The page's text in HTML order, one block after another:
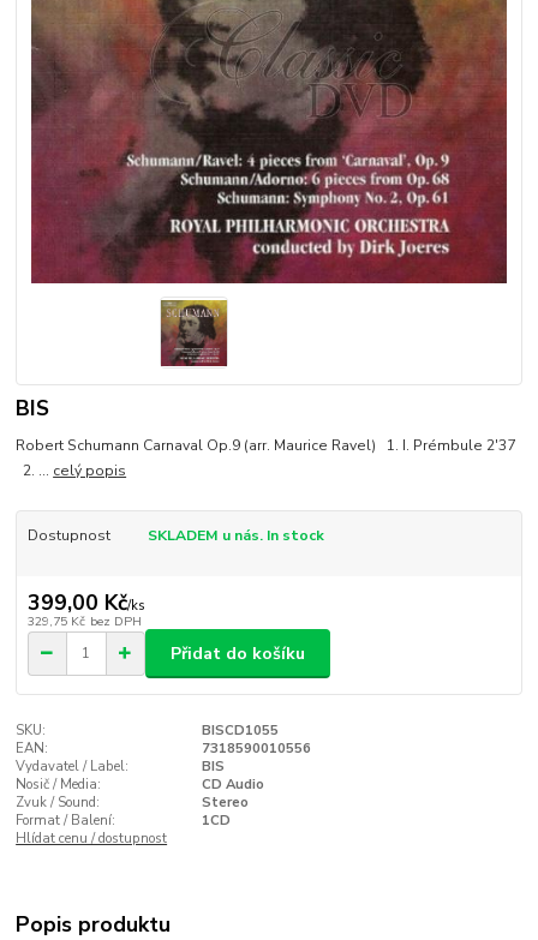
BIS
Robert Schumann Carnaval Op.9 (arr. Maurice Ravel) 1. I. Prémbule 2'37
2. ... celý popis
Dostupnost SKLADEM u nás. In stock
399,00 Kč/ks
329,75 Kč bez DPH
Přidat do košíku
SKU:
BISCD1055
EAN:
7318590010556
Vydavatel / Label:
BIS
Nosič / Media:
CD Audio
Zvuk / Sound:
Stereo
Format / Balení:
1CD
Hlídat cenu / dostupnost
Popis produktu